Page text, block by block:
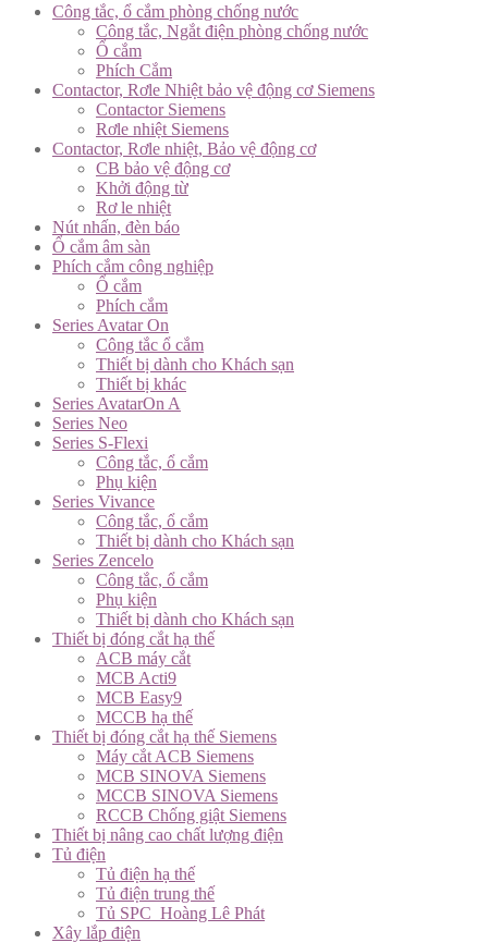
Công tắc, ổ cắm phòng chống nước
Công tắc, Ngắt điện phòng chống nước
Ổ cắm
Phích Cắm
Contactor, Rơle Nhiệt bảo vệ động cơ Siemens
Contactor Siemens
Rơle nhiệt Siemens
Contactor, Rơle nhiệt, Bảo vệ động cơ
CB bảo vệ động cơ
Khởi động từ
Rơ le nhiệt
Nút nhấn, đèn báo
Ổ cắm âm sàn
Phích cắm công nghiệp
Ổ cắm
Phích cắm
Series Avatar On
Công tắc ổ cắm
Thiết bị dành cho Khách sạn
Thiết bị khác
Series AvatarOn A
Series Neo
Series S-Flexi
Công tắc, ổ cắm
Phụ kiện
Series Vivance
Công tắc, ổ cắm
Thiết bị dành cho Khách sạn
Series Zencelo
Công tắc, ổ cắm
Phụ kiện
Thiết bị dành cho Khách sạn
Thiết bị đóng cắt hạ thế
ACB máy cắt
MCB Acti9
MCB Easy9
MCCB hạ thế
Thiết bị đóng cắt hạ thế Siemens
Máy cắt ACB Siemens
MCB SINOVA Siemens
MCCB SINOVA Siemens
RCCB Chống giật Siemens
Thiết bị nâng cao chất lượng điện
Tủ điện
Tủ điện hạ thế
Tủ điện trung thế
Tủ SPC_Hoàng Lê Phát
Xây lắp điện